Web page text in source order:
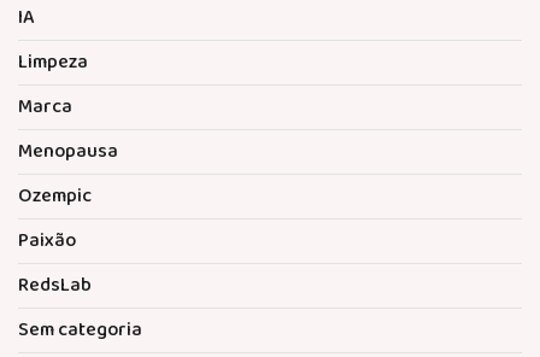
IA
Limpeza
Marca
Menopausa
Ozempic
Paixão
RedsLab
Sem categoria